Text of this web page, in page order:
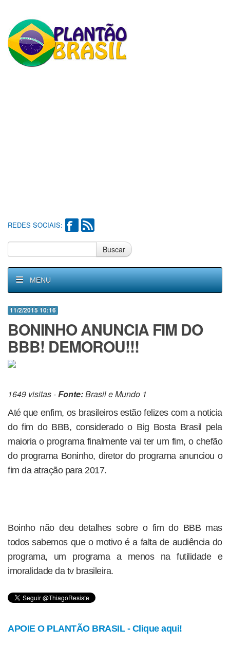
REDES SOCIAIS:
Buscar
MENU
11/2/2015 10:16
BONINHO ANUNCIA FIM DO
BBB! DEMOROU!!!
1649 visitas -Fonte:Brasil e Mundo 1
Até que enfim, os brasileiros estão felizes com a noticia
do fim do BBB, considerado o Big Bosta Brasil pela
maioria o programa finalmente vai ter um fim, o chefão
do programa Boninho, diretor do programa anunciou o
fim da atração para 2017.
Boinho não deu detalhes sobre o fim do BBB mas
todos sabemos que o motivo é a falta de audiência do
programa, um programa a menos na futilidade e
imoralidade da tv brasileira.
APOIE O PLANTÃO BRASIL - Clique aqui!